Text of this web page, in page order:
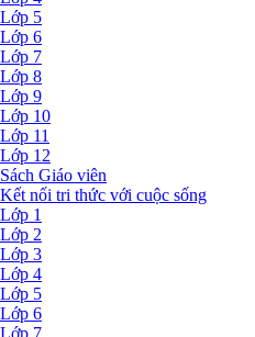
Lớp 5
Lớp 6
Lớp 7
Lớp 8
Lớp 9
Lớp 10
Lớp 11
Lớp 12
Sách Giáo viên
Kết nối tri thức với cuộc sống
Lớp 1
Lớp 2
Lớp 3
Lớp 4
Lớp 5
Lớp 6
Lớp 7